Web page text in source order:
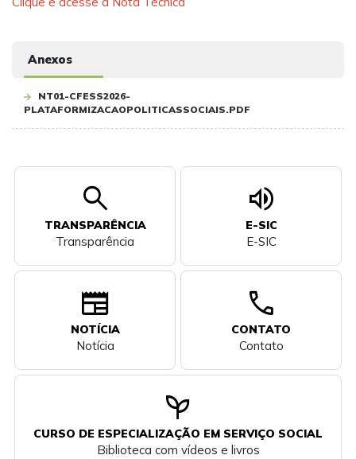
Anexos
NT01-CFESS2026-
PLATAFORMIZACAOPOLITICASSOCIAIS.PDF
search
TRANSPARÊNCIA
Transparência
volume_up
E-SIC
E-SIC
newspaper
NOTÍCIA
Notícia
call
CONTATO
Contato
psychiatry
CURSO DE ESPECIALIZAÇÃO EM SERVIÇO SOCIAL
Biblioteca com vídeos e livros